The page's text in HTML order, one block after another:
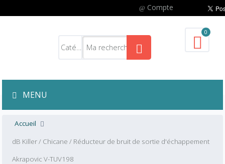
Compte
0
MENU
Accueil
dB Killer / Chicane / Réducteur de bruit de sortie d'échappement
Akrapovic V-TUV198